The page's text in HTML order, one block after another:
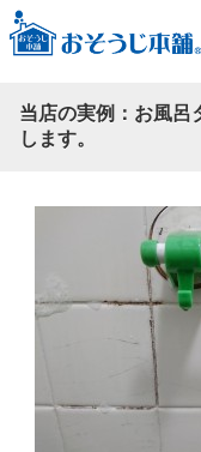
当店の実例：お風呂
します。